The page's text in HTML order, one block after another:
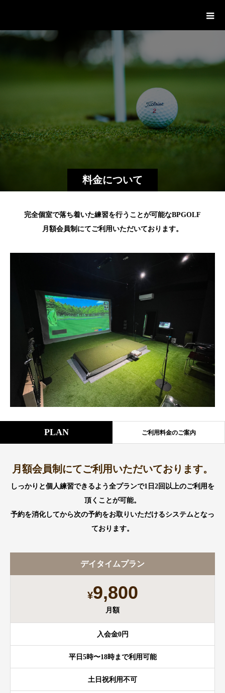
料金について
完全個室で落ち着いた練習を行うことが可能なBPGOLF
月額会員制にてご利用いただいております。
PLAN ご利用料金のご案内
月額会員制にてご利用いただいております。
しっかりと個人練習できるよう全プランで1日2回以上のご利用を
頂くことが可能。
予約を消化してから次の予約をお取りいただけるシステムとなっ
ております。
デイタイムプラン
¥9,800
月額
入会金0円
平日5時〜18時まで利用可能
土日祝利用不可